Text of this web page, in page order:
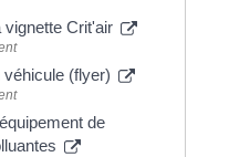
vignette Crit'air
(flyer)
de